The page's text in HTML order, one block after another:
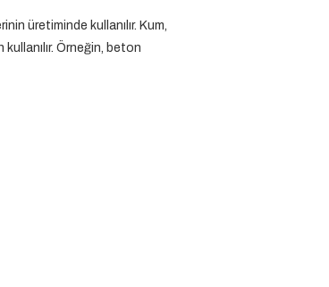
üretiminde kullanılır. Kum,
Örneğin, beton